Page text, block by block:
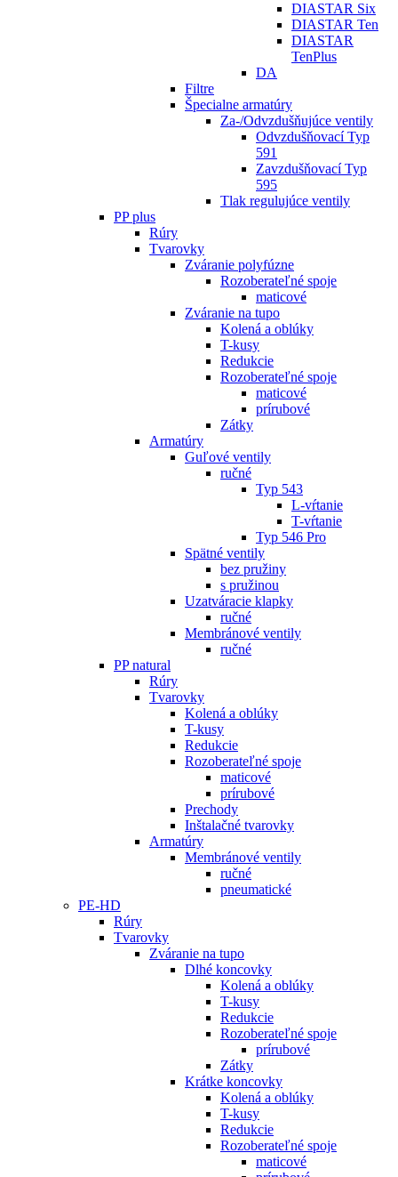
DIASTAR Six
DIASTAR Ten
DIASTAR
TenPlus
DA
Filtre
Špecialne armatúry
Za-/Odvzdušňujúce ventily
Odvzdušňovací Typ
591
Zavzdušňovací Typ
595
Tlak regulujúce ventily
PP plus
Rúry
Tvarovky
Zváranie polyfúzne
Rozoberateľné spoje
maticové
Zváranie na tupo
Kolená a oblúky
T-kusy
Redukcie
Rozoberateľné spoje
maticové
prírubové
Zátky
Armatúry
Guľové ventily
ručné
Typ 543
L-vŕtanie
T-vŕtanie
Typ 546 Pro
Spätné ventily
bez pružiny
s pružinou
Uzatváracie klapky
ručné
Membránové ventily
ručné
PP natural
Rúry
Tvarovky
Kolená a oblúky
T-kusy
Redukcie
Rozoberateľné spoje
maticové
prírubové
Prechody
Inštalačné tvarovky
Armatúry
Membránové ventily
ručné
pneumatické
PE-HD
Rúry
Tvarovky
Zváranie na tupo
Dlhé koncovky
Kolená a oblúky
T-kusy
Redukcie
Rozoberateľné spoje
prírubové
Zátky
Krátke koncovky
Kolená a oblúky
T-kusy
Redukcie
Rozoberateľné spoje
maticové